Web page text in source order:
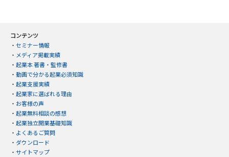
コンテンツ
・ セミナー情報
・ メディア掲載実績
・ 起業本 著書・監修書
・ 動画で分かる起業必須知識
・ 起業支援実績
・ 起業家に選ばれる理由
・ お客様の声
・ 起業無料相談の感想
・ 起業独立開業基礎知識
・ よくあるご質問
・ ダウンロード
・ サイトマップ